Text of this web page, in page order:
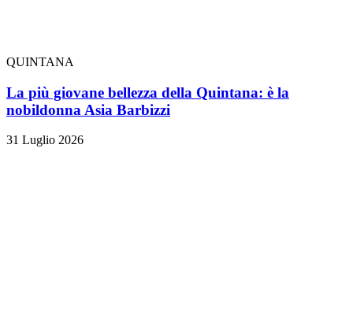
QUINTANA
La più giovane bellezza della Quintana: è la
nobildonna Asia Barbizzi
31 Luglio 2026